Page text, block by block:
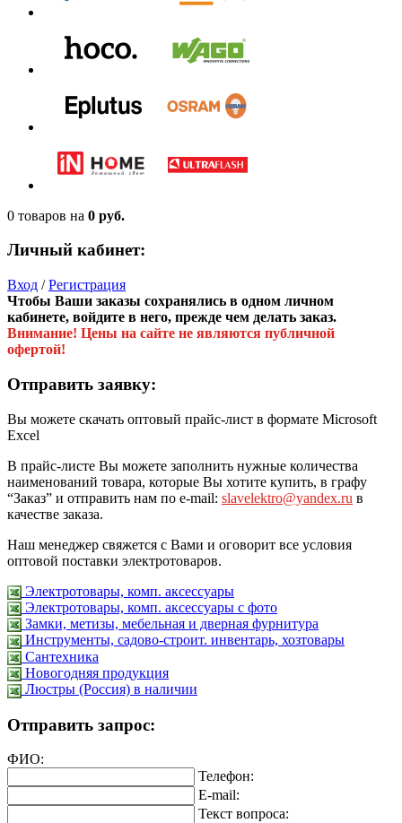
0 товаров на 0 руб.
Личный кабинет:
Вход /Регистрация
Чтобы Ваши заказы сохранялись в одном личном
кабинете, войдите в него, прежде чем делать заказ.
Внимание! Цены на сайте не являются публичной
офертой!
Отправить заявку:
Вы можете скачать оптовый прайс-лист в формате Microsoft
Excel
В прайс-листе Вы можете заполнить нужные количества
наименований товара, которые Вы хотите купить, в графу
“Заказ” и отправить нам по e-mail: slavelektro@yandex.ru в
качестве заказа.
Наш менеджер свяжется с Вами и оговорит все условия
оптовой поставки электротоваров.
Электротовары, комп. аксессуары
Электротовары, комп. аксессуары с фото
Замки, метизы, мебельная и дверная фурнитура
Инструменты, садово-строит. инвентарь, хозтовары
Сантехника
Новогодняя продукция
Люстры (Россия) в наличии
Отправить запрос:
ФИО:
Телефон:
E-mail:
Текст вопроса: